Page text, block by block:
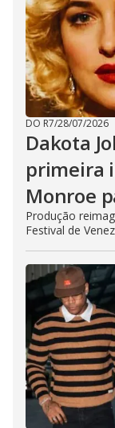
DO R7/28/07/2026
Dakota
primeira
Monroe
Produção
Festival de